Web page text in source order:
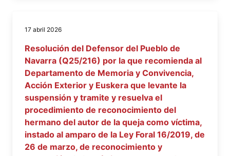
17 abril 2026
Resolución del Defensor del Pueblo de
Navarra (Q25/216) por la que recomienda al
Departamento de Memoria y Convivencia,
Acción Exterior y Euskera que levante la
suspensión y tramite y resuelva el
procedimiento de reconocimiento del
hermano del autor de la queja como víctima,
instado al amparo de la Ley Foral 16/2019, de
26 de marzo, de reconocimiento y